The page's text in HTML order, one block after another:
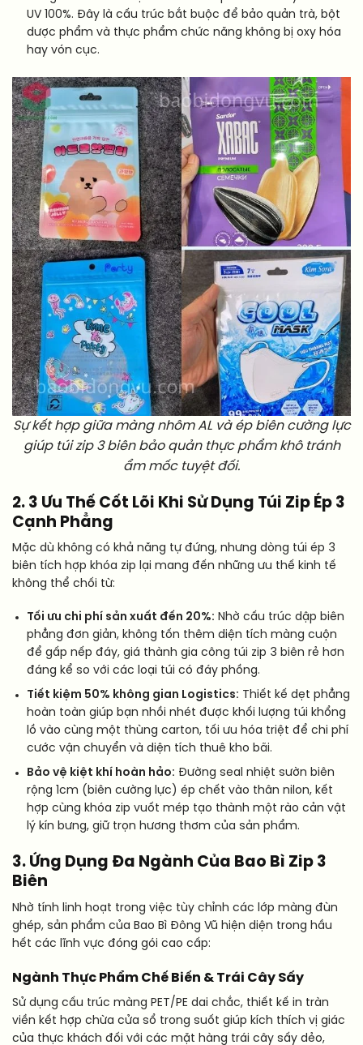
UV 100%. Đây là cấu trúc bắt buộc để bảo quản trà, bột
dược phẩm và thực phẩm chức năng không bị oxy hóa
hay vón cục.
Sự kết hợp giữa màng nhôm AL và ép biên cường lực
giúp túi zip 3 biên bảo quản thực phẩm khô tránh
ẩm mốc tuyệt đối.
2. 3 Ưu Thế Cốt Lõi Khi Sử Dụng Túi Zip Ép 3
Cạnh Phẳng
Mặc dù không có khả năng tự đứng, nhưng dòng túi ép 3
biên tích hợp khóa zip lại mang đến những ưu thế kinh tế
không thể chối từ:
Tối ưu chi phí sản xuất đến 20%: Nhờ cấu trúc dập biên
phẳng đơn giản, không tốn thêm diện tích màng cuộn
để gấp nếp đáy, giá thành gia công túi zip 3 biên rẻ hơn
đáng kể so với các loại túi có đáy phồng.
Tiết kiệm 50% không gian Logistics: Thiết kế dẹt phẳng
hoàn toàn giúp bạn nhồi nhét được khối lượng túi khổng
lồ vào cùng một thùng carton, tối ưu hóa triệt để chi phí
cước vận chuyển và diện tích thuê kho bãi.
Bảo vệ kiệt khí hoàn hảo: Đường seal nhiệt sườn biên
rộng 1cm (biên cường lực) ép chết vào thân nilon, kết
hợp cùng khóa zip vuốt mép tạo thành một rào cản vật
lý kín bưng, giữ trọn hương thơm của sản phẩm.
3. Ứng Dụng Đa Ngành Của Bao Bì Zip 3
Biên
Nhờ tính linh hoạt trong việc tùy chỉnh các lớp màng đùn
ghép, sản phẩm của Bao Bì Đông Vũ hiện diện trong hầu
hết các lĩnh vực đóng gói cao cấp:
Ngành Thực Phẩm Chế Biến & Trái Cây Sấy
Sử dụng cấu trúc màng PET/PE dai chắc, thiết kế in tràn
viền kết hợp chừa cửa sổ trong suốt giúp kích thích vị giác
của thực khách đối với các mặt hàng trái cây sấy dẻo,